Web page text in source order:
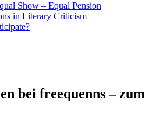
Show – Equal Pension
in Literary Criticism
bei freequenns – zum